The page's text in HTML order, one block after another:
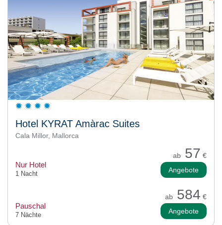
Hotel KYRAT Amàrac Suites
Cala Millor, Mallorca
ab 57 €
Nur Hotel
1 Nacht Angebote
ab 584 €
Pauschal
7 Nächte Angebote